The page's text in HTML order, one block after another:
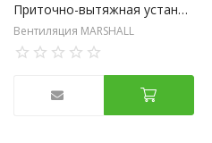
Приточно-вытяжная установка на 300 м3/час с пластинчатым рекуператором с электрическим нагревом
Вентиляция MARSHALL